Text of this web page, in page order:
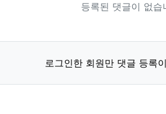
등록된 댓글이 없습
로그인한 회원만 댓글 등록